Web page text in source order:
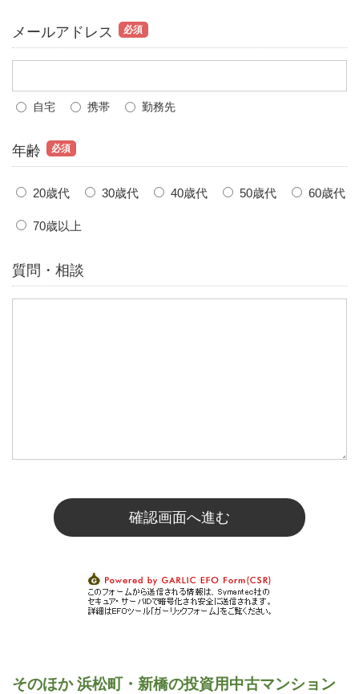
そのほか 浜松町・新橋の投資用中古マンション